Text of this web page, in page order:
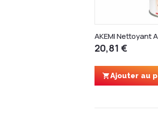
AKEMI Nettoyant A
20,81 €
Ajouter au